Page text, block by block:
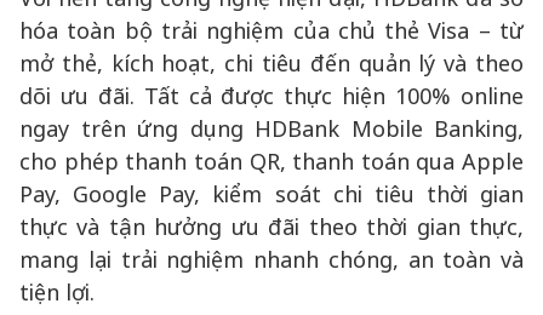
hóa toàn bộ trải nghiệm của chủ thẻ Visa – từ
mở thẻ, kích hoạt, chi tiêu đến quản lý và theo
dõi ưu đãi. Tất cả được thực hiện 100% online
ngay trên ứng dụng HDBank Mobile Banking,
cho phép thanh toán QR, thanh toán qua Apple
Pay, Google Pay, kiểm soát chi tiêu thời gian
thực và tận hưởng ưu đãi theo thời gian thực,
mang lại trải nghiệm nhanh chóng, an toàn và
tiện lợi.